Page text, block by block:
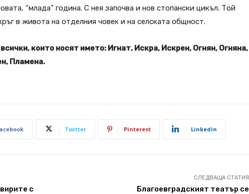
“млада” година. С нея започва и нов стопански цикъл. Той
в живота на отделния човек и на селската общност.
които носят името: Игнат, Искра, Искрен, Огнян, Огняна,
Пламена.
Twitter Pinterest Linkedin
с
СЛЕДВАЩА СТАТИЯ
Благоевградският театър се